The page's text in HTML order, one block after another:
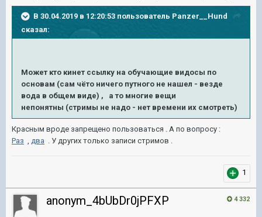
В 30.04.2019 в 12:20:53 пользователь Panzer__Hund
сказал:
Может кто кинет ссылку на обучающие видосы по
основам (сам чёто ничего путного не нашел - везде
вода в общем виде) , а то многие вещи
непонятны (стримы не надо - нет времени их смотреть)
Красным вроде запрещено пользоваться . А по вопросу :
Раз , два . У других только записи стримов .
1
4 332
anonym_4bUbDr0jPFXP